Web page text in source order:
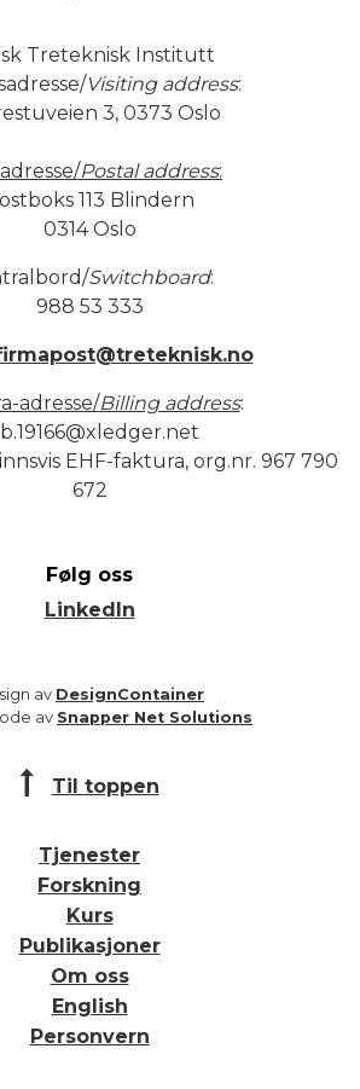
Treteknisk Institutt
Visiting address:
3, 0373 Oslo
Postal address:
113 Blindern
0314 Oslo
Switchboard:
988 53 333
adresse/Billing address:
EHF-faktura, org.nr. 967 790
672
Følg oss
LinkedIn
av DesignContainer
av Snapper Net Solutions
Til toppen
Tjenester
Forskning
Kurs
Publikasjoner
Om oss
English
Personvern